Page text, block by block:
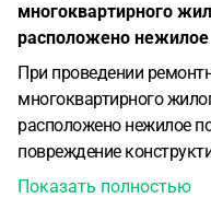
многоквартирного
расположено нежилое
При проведении
многоквартирного
расположено нежилое
повреждение
крыльца, крыши,
Показать полностью